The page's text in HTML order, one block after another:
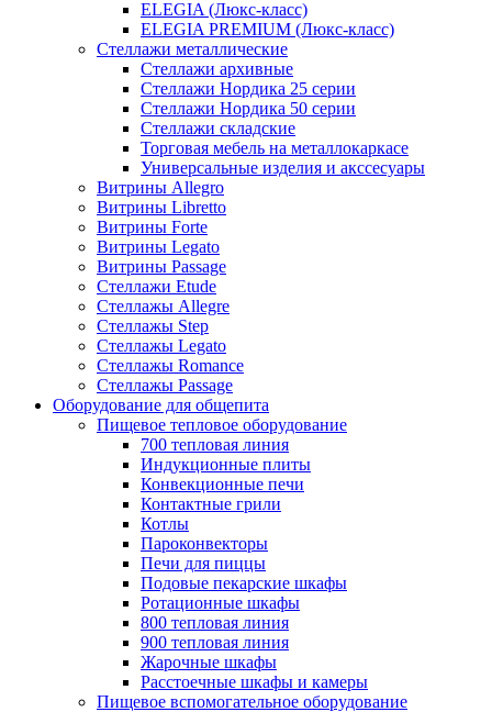
ELEGIA (Люкс-класс)
ELEGIA PREMIUM (Люкс-класс)
Стеллажи металлические
Стеллажи архивные
Стеллажи Нордика 25 серии
Стеллажи Нордика 50 серии
Стеллажи складские
Торговая мебель на металлокаркасе
Универсальные изделия и акссесуары
Витрины Allegro
Витрины Libretto
Витрины Forte
Витрины Legato
Витрины Passage
Стеллажи Etude
Стеллажы Allegre
Стеллажы Step
Стеллажы Legato
Стеллажы Romance
Стеллажы Passage
Оборудование для общепита
Пищевое тепловое оборудование
700 тепловая линия
Индукционные плиты
Конвекционные печи
Контактные грили
Котлы
Пароконвекторы
Печи для пиццы
Подовые пекарские шкафы
Ротационные шкафы
800 тепловая линия
900 тепловая линия
Жарочные шкафы
Расстоечные шкафы и камеры
Пищевое вспомогательное оборудование